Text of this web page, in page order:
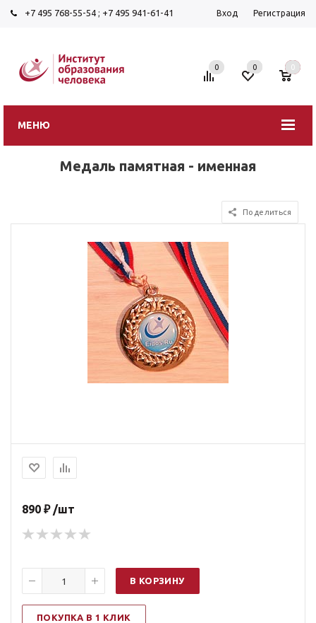
+7 495 768-55-54 ; +7 495 941-61-41 Вход Регистрация
МЕНЮ
0 0 0
Медаль памятная - именная
Поделиться
890 ₽ /шт
В КОРЗИНУ
ПОКУПКА В 1 КЛИК